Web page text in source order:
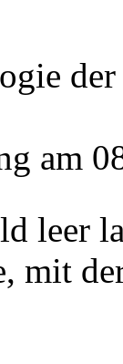
am
leer
mit